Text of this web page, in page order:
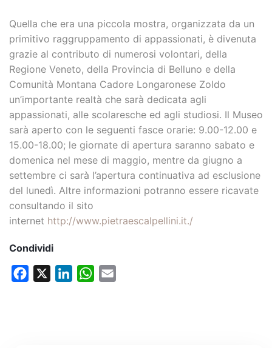
Quella che era una piccola mostra, organizzata da un
primitivo raggruppamento di appassionati, è divenuta
grazie al contributo di numerosi volontari, della
Regione Veneto, della Provincia di Belluno e della
Comunità Montana Cadore Longaronese Zoldo
un’importante realtà che sarà dedicata agli
appassionati, alle scolaresche ed agli studiosi. Il Museo
sarà aperto con le seguenti fasce orarie: 9.00-12.00 e
15.00-18.00; le giornate di apertura saranno sabato e
domenica nel mese di maggio, mentre da giugno a
settembre ci sarà l’apertura continuativa ad esclusione
del lunedì. Altre informazioni potranno essere ricavate
consultando il sito
internet http://www.pietraescalpellini.it./
Condividi
Facebook LinkedInWhatsApp